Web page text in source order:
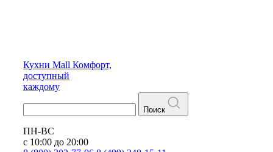
Кухни Mall Комфорт,
доступный
каждому
Поиск
ПН-ВС
с 10:00 до 20:00